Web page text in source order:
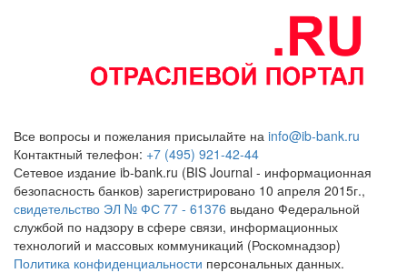
Все вопросы и пожелания присылайте на info@ib-bank.ru
Контактный телефон: +7 (495) 921-42-44
Сетевое издание ib-bank.ru (BIS Journal - информационная
безопасность банков) зарегистрировано 10 апреля 2015г.,
свидетельство ЭЛ № ФС 77 - 61376 выдано Федеральной
службой по надзору в сфере связи, информационных
технологий и массовых коммуникаций (Роскомнадзор)
Политика конфиденциальности персональных данных.